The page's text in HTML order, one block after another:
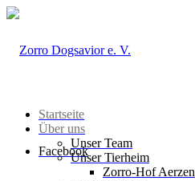
Facebook
Startseite
Über uns
Unser Team
Unser Tierheim
Zorro-Hof Aerzen